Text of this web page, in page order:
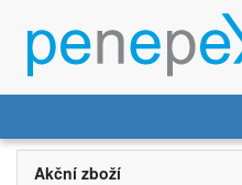
Akční zboží